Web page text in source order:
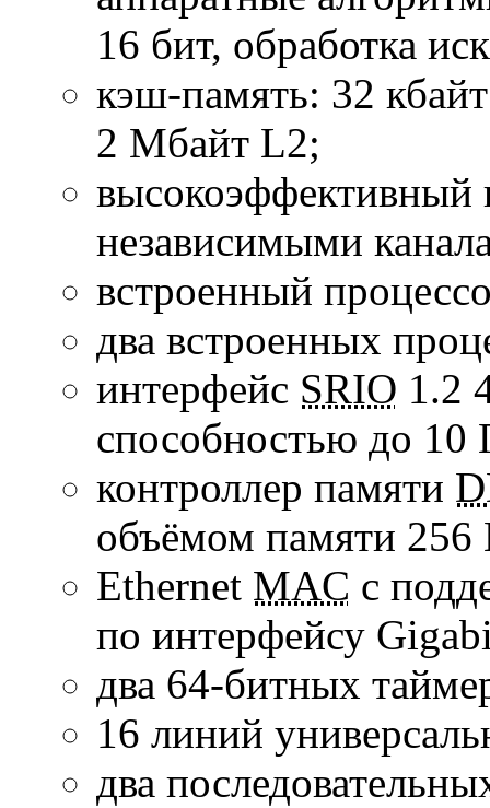
16 бит, обработка
кэш-память: 32
2 Мбайт L2;
высокоэффективный
независимыми
встроенный
два встроенных
интерфейс SRIO 1.2
способностью до 10
контроллер памяти
объёмом памяти
Ethernet MAC с
по интерфейсу
два 64-битных
16 линий
два